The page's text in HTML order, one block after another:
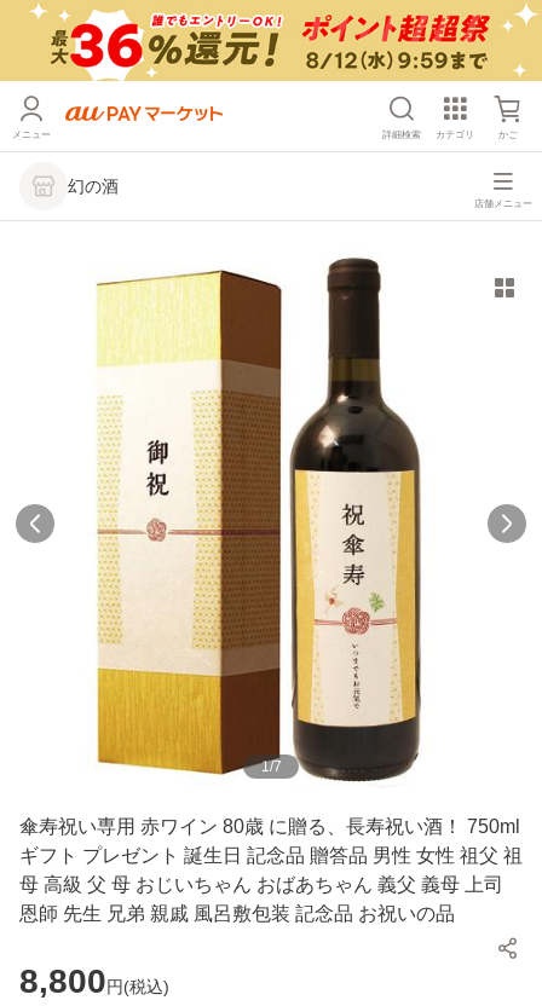
メニュー 詳細検索 カテゴリ かご
幻の酒
店舗メニュー
1/7
傘寿祝い専用 赤ワイン 80歳 に贈る、長寿祝い酒！ 750ml
ギフト プレゼント 誕生日 記念品 贈答品 男性 女性 祖父 祖
母 高級 父 母 おじいちゃん おばあちゃん 義父 義母 上司
恩師 先生 兄弟 親戚 風呂敷包装 記念品 お祝いの品
8,800円(税込)